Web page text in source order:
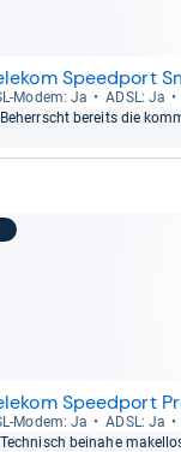
Speedport
​Modem: Ja ADSL: Ja
Beherrscht bereits die
Speedport
​Modem: Ja ADSL: Ja
Tech­nisch bei­nahe